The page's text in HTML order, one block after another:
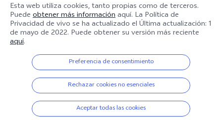
España | Seleccione país/región
© 2026 vivo Mobile Communication Co., Ltd. Todos los derechos
reservados.
Política de privacidad | Política de cookies | Soporte de privacidad
Política de Datos
Configuración de Cookies
Esta web utiliza cookies, tanto propias como de terceros.
Puede obtener más informaciónaquí. La Política de
Privacidad de vivo se ha actualizado el Última actualización: 1
de mayo de 2022. Puede obtener su versión más reciente
aquí.
Preferencia de consentimiento
Rechazar cookies no esenciales
Aceptar todas las cookies